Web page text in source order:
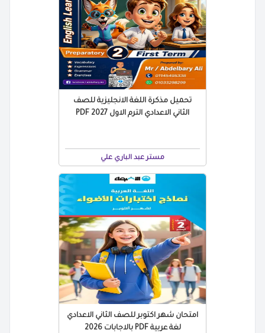
تحميل مذكرة اللغة الانجليزية للصف
الثاني الاعدادي الترم الاول 2027 PDF
مستر عبد الباري علي
امتحان شهر اكتوبر للصف الثاني الاعدادي
لغة عربية PDF بالاجابات 2026